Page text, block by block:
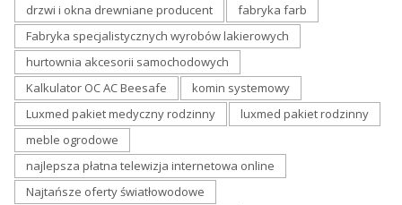
drzwi i okna drewniane producent
fabryka farb
Fabryka specjalistycznych wyrobów lakierowych
hurtownia akcesorii samochodowych
Kalkulator OC AC Beesafe
komin systemowy
Luxmed pakiet medyczny rodzinny
luxmed pakiet rodzinny
meble ogrodowe
najlepsza płatna telewizja internetowa online
Najtańsze oferty światłowodowe